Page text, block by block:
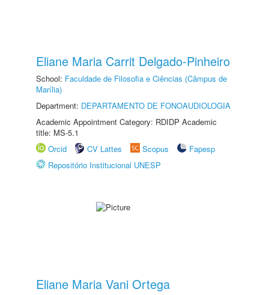
Eliane Maria Carrit Delgado-Pinheiro
School: Faculdade de Filosofia e Ciências (Câmpus de
Marília)
Department: DEPARTAMENTO DE FONOAUDIOLOGIA
Academic Appointment Category: RDIDP Academic
title: MS-5.1
Orcid
CV Lattes Scopus
Fapesp
Repositório Institucional UNESP
Eliane Maria Vani Ortega